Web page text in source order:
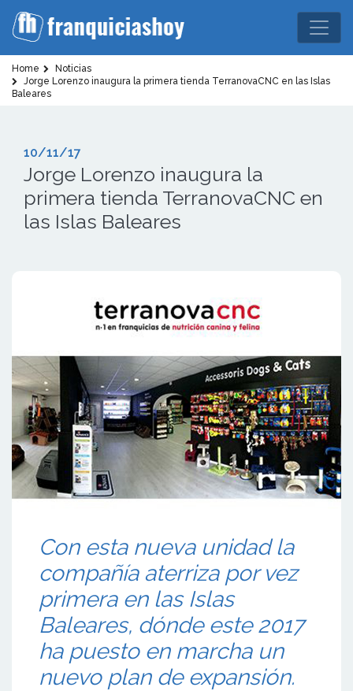
Home
Noticias
Jorge Lorenzo inaugura la primera tienda TerranovaCNC en las Islas
Baleares
10/11/17
Jorge Lorenzo inaugura la
primera tienda TerranovaCNC en
las Islas Baleares
Con esta nueva unidad la
compañía aterriza por vez
primera en las Islas
Baleares, dónde este 2017
ha puesto en marcha un
nuevo plan de expansión.